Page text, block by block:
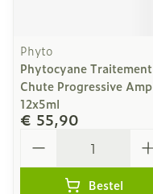
Phyto
Phytocyane Traitement
Chute Progressive Amp
12x5ml
€ 55,90
Bestel